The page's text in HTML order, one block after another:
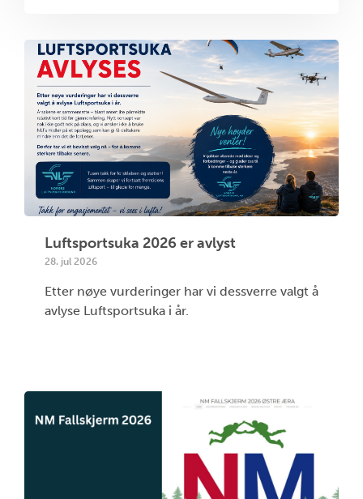
Luftsportsuka 2026 er avlyst
28. jul 2026
Etter nøye vurderinger har vi dessverre valgt å
avlyse Luftsportsuka i år.